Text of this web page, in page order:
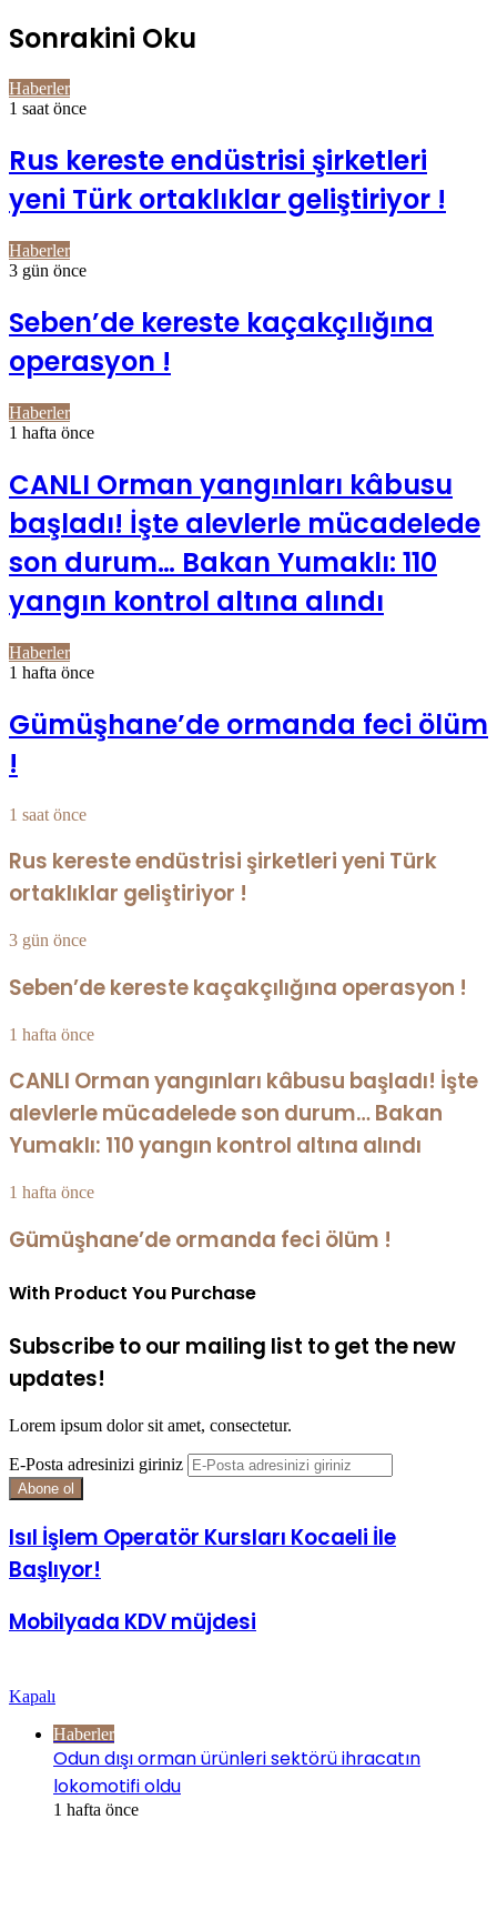
Sonrakini Oku
Haberler
1 saat önce
Rus kereste endüstrisi şirketleri
yeni Türk ortaklıklar geliştiriyor !
Haberler
3 gün önce
Seben’de kereste kaçakçılığına
operasyon !
Haberler
1 hafta önce
CANLI Orman yangınları kâbusu
başladı! İşte alevlerle mücadelede
son durum… Bakan Yumaklı: 110
yangın kontrol altına alındı
Haberler
1 hafta önce
Gümüşhane’de ormanda feci ölüm
!
1 saat önce
Rus kereste endüstrisi şirketleri yeni Türk
ortaklıklar geliştiriyor !
3 gün önce
Seben’de kereste kaçakçılığına operasyon !
1 hafta önce
CANLI Orman yangınları kâbusu başladı! İşte
alevlerle mücadelede son durum… Bakan
Yumaklı: 110 yangın kontrol altına alındı
1 hafta önce
Gümüşhane’de ormanda feci ölüm !
With Product You Purchase
Subscribe to our mailing list to get the new
updates!
Lorem ipsum dolor sit amet, consectetur.
E-Posta adresinizi giriniz
Isıl İşlem Operatör Kursları Kocaeli İle
Başlıyor!
Mobilyada KDV müjdesi
Kapalı
Haberler
Odun dışı orman ürünleri sektörü ihracatın
lokomotifi oldu
1 hafta önce